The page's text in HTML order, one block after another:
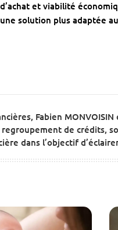
et viabilité
solution plus adaptée
Fabien MONVOISIN
de crédits,
dans l’objectif